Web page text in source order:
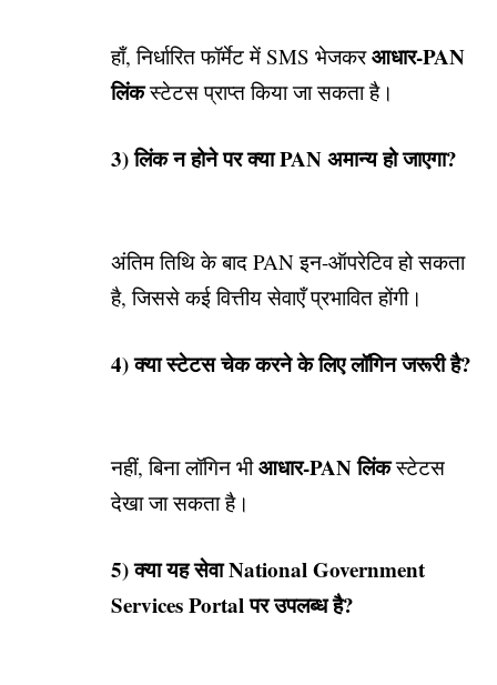
हाँ, निर्धारित फॉर्मेट में SMS भेजकरआधार-PAN
लिंकस्टेटस प्राप्त किया जा सकता है।
3) लिंक न होने पर क्या PAN अमान्य हो जाएगा?
अंतिम तिथि के बाद PAN इन-ऑपरेटिव हो सकता
है, जिससे कई वित्तीय सेवाएँ प्रभावित होंगी।
4) क्या स्टेटस चेक करने के लिए लॉगिन जरूरी है?
नहीं, बिना लॉगिन भीआधार-PAN लिंकस्टेटस
देखा जा सकता है।
5) क्या यह सेवा National Government
Services Portal पर उपलब्ध है?